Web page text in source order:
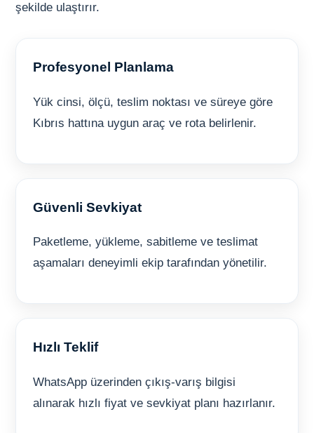
şekilde ulaştırır.
Profesyonel Planlama
Yük cinsi, ölçü, teslim noktası ve süreye göre
Kıbrıs hattına uygun araç ve rota belirlenir.
Güvenli Sevkiyat
Paketleme, yükleme, sabitleme ve teslimat
aşamaları deneyimli ekip tarafından yönetilir.
Hızlı Teklif
WhatsApp üzerinden çıkış-varış bilgisi
alınarak hızlı fiyat ve sevkiyat planı hazırlanır.